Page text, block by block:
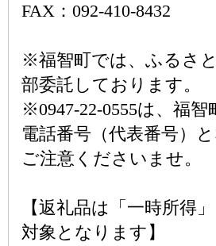
FAX：092-410-8432
※福智町では、ふるさ
部委託しております。
※0947-22-0555は、福智
電話番号（代表番号）
ご注意くださいませ。
【返礼品は「一時所得
対象となります】